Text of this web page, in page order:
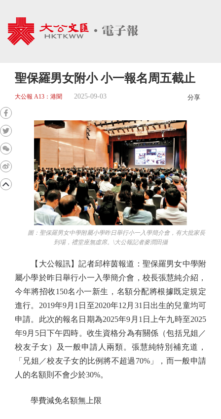
聖保羅男女附小 小一報名周五截止
大公報 A13：港聞 2025-09-03 分享
圖：聖保羅男女中學附屬小學昨日舉行小一入學簡介會，有大批家長
到場，禮堂座無虛席。\大公報記者麥潤田攝
【大公報訊】記者邱梓茵報道：聖保羅男女中學附
屬小學於昨日舉行小一入學簡介會，校長張慧純介紹，
今年將招收150名小一新生，名額分配將根據既定規定
進行。2019年9月1日至2020年12月31日出生的兒童均可
申請。此次的報名日期為2025年9月1日上午九時至2025
年9月5日下午四時。收生資格分為有關係（包括兄姐／
校友子女）及一般申請人兩類。張慧純特別補充道，
「兄姐／校友子女的比例將不超過70%」，而一般申請
人的名額則不會少於30%。
學費減免名額無上限